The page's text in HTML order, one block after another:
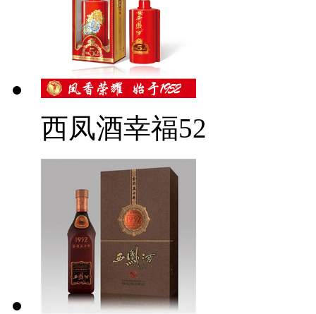
西凤酒幸福52